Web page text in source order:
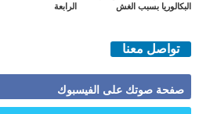
البكالوريا بسبب الغش
الرابعة
تواصل معنا
صفحة صوتك على الفيسبوك